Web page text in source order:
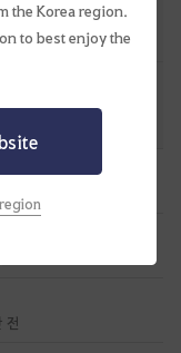
the Korea region.
to best enjoy the
전